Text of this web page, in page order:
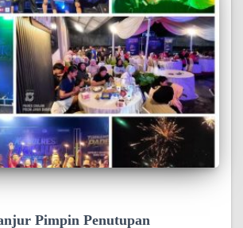
Pimpin Penutupan